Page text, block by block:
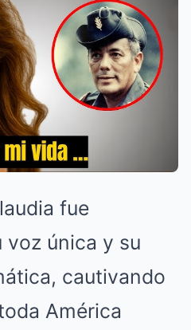
fue
voz única y su
cautivando
América